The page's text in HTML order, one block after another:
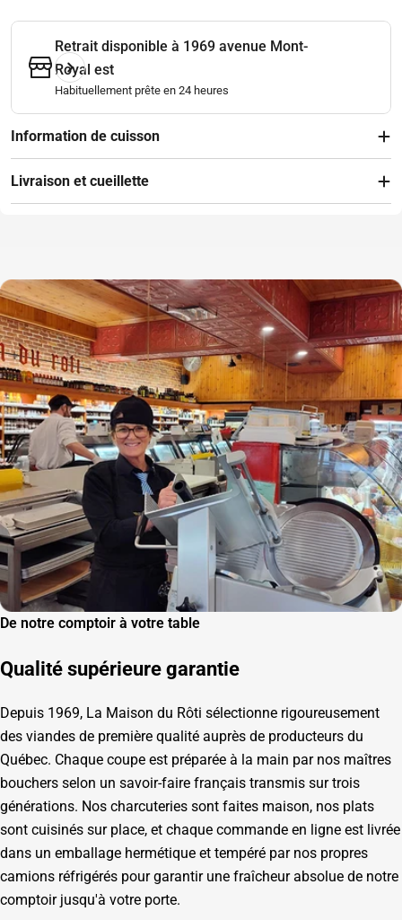
Retrait disponible à 1969 avenue Mont-
Royal est
Habituellement prête en 24 heures
Information de cuisson
Livraison et cueillette
De notre comptoir à votre table
Qualité supérieure garantie
Depuis 1969, La Maison du Rôti sélectionne rigoureusement
des viandes de première qualité auprès de producteurs du
Québec. Chaque coupe est préparée à la main par nos maîtres
bouchers selon un savoir-faire français transmis sur trois
générations. Nos charcuteries sont faites maison, nos plats
sont cuisinés sur place, et chaque commande en ligne est livrée
dans un emballage hermétique et tempéré par nos propres
camions réfrigérés pour garantir une fraîcheur absolue de notre
comptoir jusqu'à votre porte.